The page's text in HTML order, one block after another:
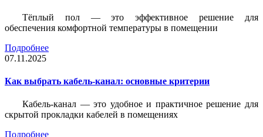
Тёплый пол — это эффективное решение для
обеспечения комфортной температуры в помещении
Подробнее
07.11.2025
Как выбрать кабель-канал: основные критерии
Кабель-канал — это удобное и практичное решение для
скрытой прокладки кабелей в помещениях
Подробнее